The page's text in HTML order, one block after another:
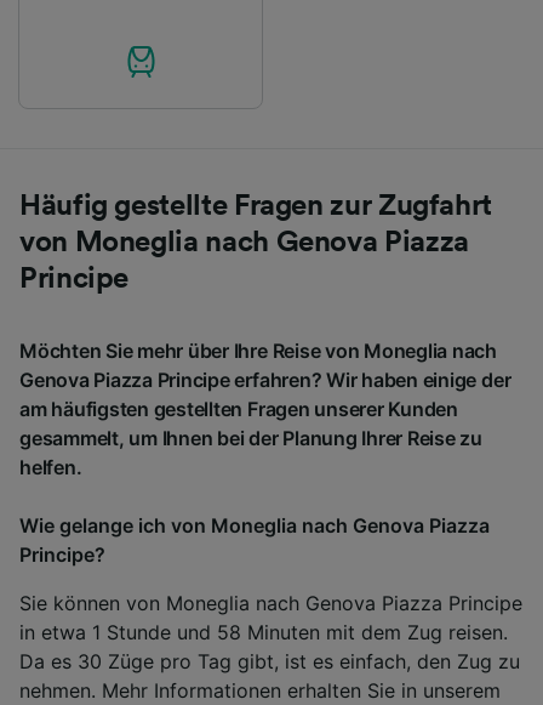
Häufig gestellte Fragen zur Zugfahrt
von Moneglia nach Genova Piazza
Principe
Möchten Sie mehr über Ihre Reise von Moneglia nach
Genova Piazza Principe erfahren? Wir haben einige der
am häufigsten gestellten Fragen unserer Kunden
gesammelt, um Ihnen bei der Planung Ihrer Reise zu
helfen.
Wie gelange ich von Moneglia nach Genova Piazza
Principe?
Sie können von Moneglia nach Genova Piazza Principe
in etwa 1 Stunde und 58 Minuten mit dem Zug reisen.
Da es 30 Züge pro Tag gibt, ist es einfach, den Zug zu
nehmen. Mehr Informationen erhalten Sie in unserem